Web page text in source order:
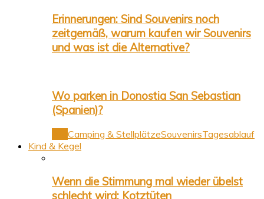
Erinnerungen: Sind Souvenirs noch
zeitgemäß, warum kaufen wir Souvenirs
und was ist die Alternative?
Wo parken in Donostia San Sebastian
(Spanien)?
Camping & StellplätzeSouvenirsTagesablauf
Kind & Kegel
Wenn die Stimmung mal wieder übelst
schlecht wird: Kotztüten